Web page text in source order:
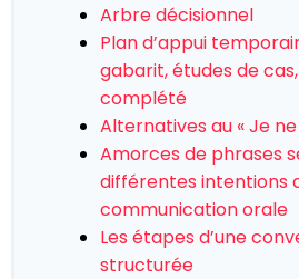
Arbre décisionnel
Plan d’appui
gabarit, études de
complété
Alternatives au « Je ne
Amorces de phrases
différentes intentions
communication orale
Les étapes d’une
structurée